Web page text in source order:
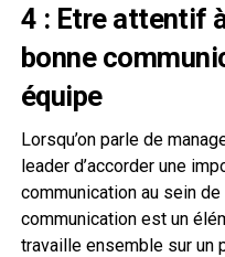
4 : Etre attentif
bonne
équipe
Lorsqu’on parle de
leader d’accorder une
communication au sein
communication est un
travaille ensemble sur un